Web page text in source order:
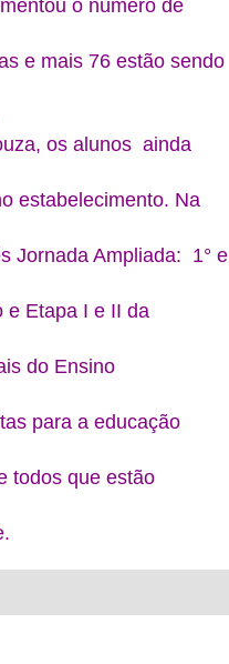
o número de
e mais 76 estão sendo
os alunos ainda
estabelecimento. Na
Jornada Ampliada: 1° e
e Etapa I e II da
do Ensino
para a educação
todos que estão